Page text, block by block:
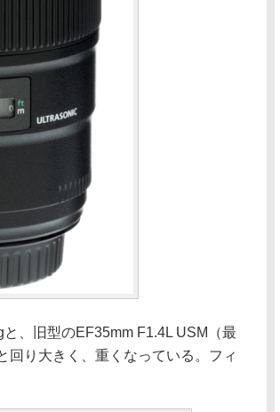
、旧型のEF35mm F1.4L USM（最
回り大きく、重くなっている。フィ